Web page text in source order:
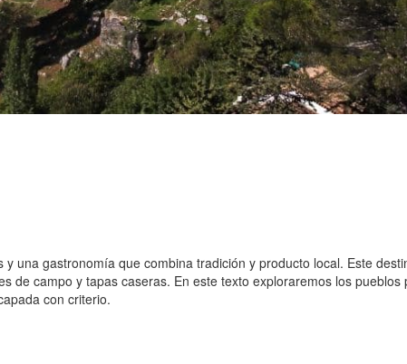
una gastronomía que combina tradición y producto local. Este
campo y tapas caseras. En este texto exploraremos los pueblos
con criterio.